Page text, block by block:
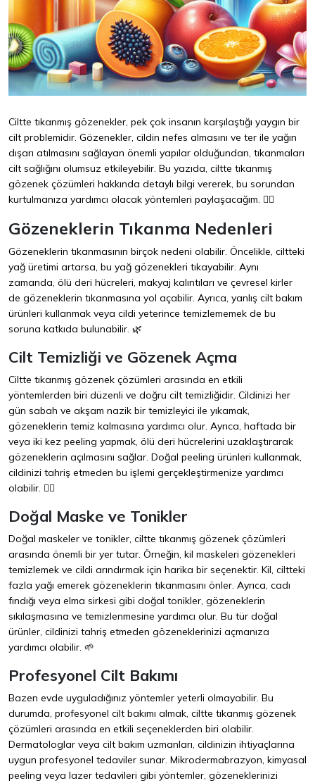
Ciltte tıkanmış gözenekler, pek çok insanın karşılaştığı yaygın bir
cilt problemidir. Gözenekler, cildin nefes almasını ve ter ile yağın
dışarı atılmasını sağlayan önemli yapılar olduğundan, tıkanmaları
cilt sağlığını olumsuz etkileyebilir. Bu yazıda, ciltte tıkanmış
gözenek çözümleri hakkında detaylı bilgi vererek, bu sorundan
kurtulmanıza yardımcı olacak yöntemleri paylaşacağım. 💆‍♀️
Gözeneklerin Tıkanma Nedenleri
Gözeneklerin tıkanmasının birçok nedeni olabilir. Öncelikle, ciltteki
yağ üretimi artarsa, bu yağ gözenekleri tıkayabilir. Aynı
zamanda, ölü deri hücreleri, makyaj kalıntıları ve çevresel kirler
de gözeneklerin tıkanmasına yol açabilir. Ayrıca, yanlış cilt bakım
ürünleri kullanmak veya cildi yeterince temizlememek de bu
soruna katkıda bulunabilir. 🌿
Cilt Temizliği ve Gözenek Açma
Ciltte tıkanmış gözenek çözümleri arasında en etkili
yöntemlerden biri düzenli ve doğru cilt temizliğidir. Cildinizi her
gün sabah ve akşam nazik bir temizleyici ile yıkamak,
gözeneklerin temiz kalmasına yardımcı olur. Ayrıca, haftada bir
veya iki kez peeling yapmak, ölü deri hücrelerini uzaklaştırarak
gözeneklerin açılmasını sağlar. Doğal peeling ürünleri kullanmak,
cildinizi tahriş etmeden bu işlemi gerçekleştirmenize yardımcı
olabilir. 🧖‍♀️
Doğal Maske ve Tonikler
Doğal maskeler ve tonikler, ciltte tıkanmış gözenek çözümleri
arasında önemli bir yer tutar. Örneğin, kil maskeleri gözenekleri
temizlemek ve cildi arındırmak için harika bir seçenektir. Kil, ciltteki
fazla yağı emerek gözeneklerin tıkanmasını önler. Ayrıca, cadı
fındığı veya elma sirkesi gibi doğal tonikler, gözeneklerin
sıkılaşmasına ve temizlenmesine yardımcı olur. Bu tür doğal
ürünler, cildinizi tahriş etmeden gözeneklerinizi açmanıza
yardımcı olabilir. 🌱
Profesyonel Cilt Bakımı
Bazen evde uyguladığınız yöntemler yeterli olmayabilir. Bu
durumda, profesyonel cilt bakımı almak, ciltte tıkanmış gözenek
çözümleri arasında en etkili seçeneklerden biri olabilir.
Dermatologlar veya cilt bakım uzmanları, cildinizin ihtiyaçlarına
uygun profesyonel tedaviler sunar. Mikrodermabrazyon, kimyasal
peeling veya lazer tedavileri gibi yöntemler, gözeneklerinizi